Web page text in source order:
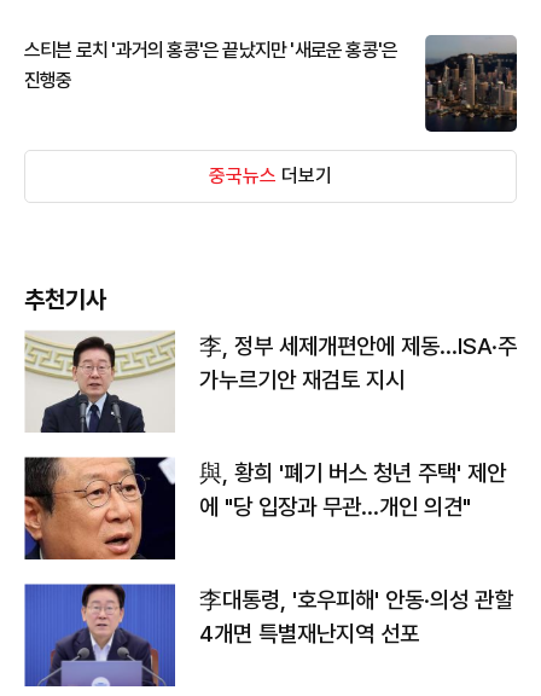
스티븐 로치 '과거의 홍콩'은 끝났지만 '새로운 홍콩'은
진행중
중국뉴스 더보기
추천기사
李, 정부 세제개편안에 제동…ISA·주
가누르기안 재검토 지시
與, 황희 '폐기 버스 청년 주택' 제안
에 "당 입장과 무관…개인 의견"
李대통령, '호우피해' 안동·의성 관할
4개면 특별재난지역 선포